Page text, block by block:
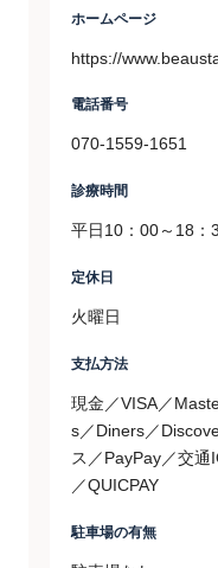
ホームページ
https://
電話番号
070-1559-1651
診療時間
平日10：00～18
定休日
火曜日
支払方法
現金／VISA／
s／Diners／
ス／PayPay／交
／QUICPAY
駐車場の有無